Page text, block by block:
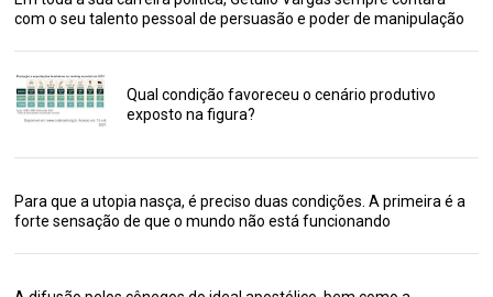
com o seu talento pessoal de persuasão e poder de manipulação
Qual condição favoreceu o cenário produtivo
exposto na figura?
Para que a utopia nasça, é preciso duas condições. A primeira é a
forte sensação de que o mundo não está funcionando